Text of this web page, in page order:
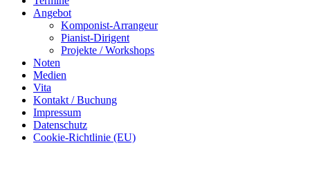
Angebot
Komponist-Arrangeur
Pianist-Dirigent
Projekte / Workshops
Noten
Medien
Vita
Kontakt / Buchung
Impressum
Datenschutz
Cookie-Richtlinie (EU)